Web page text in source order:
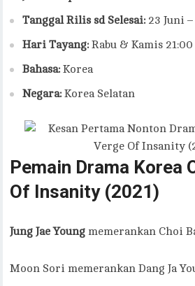
Tanggal Rilis sd Selesai:23 Juni –
Hari Tayang:Rabu & Kamis 21:00
Bahasa:Korea
Negara:Korea Selatan
Pemain Drama Korea
Of Insanity (2021)
Jung Jae Young memerankan Choi
Moon Sori memerankan Dang Ja